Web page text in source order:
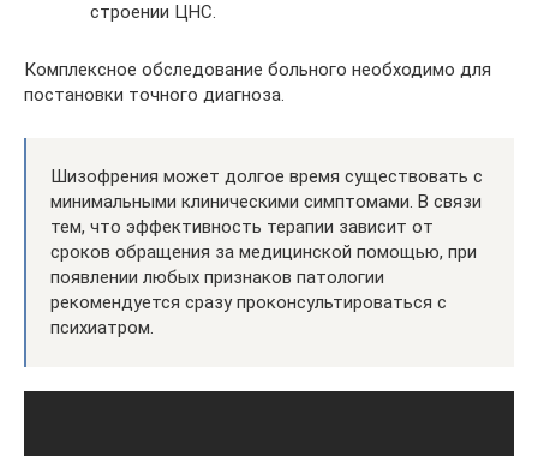
строении ЦНС.
Комплексное обследование больного необходимо для
постановки точного диагноза.
Шизофрения может долгое время существовать с
минимальными клиническими симптомами. В связи
тем, что эффективность терапии зависит от
сроков обращения за медицинской помощью, при
появлении любых признаков патологии
рекомендуется сразу проконсультироваться с
психиатром.